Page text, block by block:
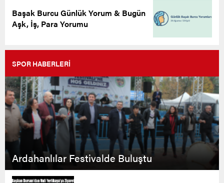
Başak Burcu Günlük Yorum & Bugün
Aşk, İş, Para Yorumu
SPOR HABERLERİ
Ardahanlılar Festivalde Buluştu